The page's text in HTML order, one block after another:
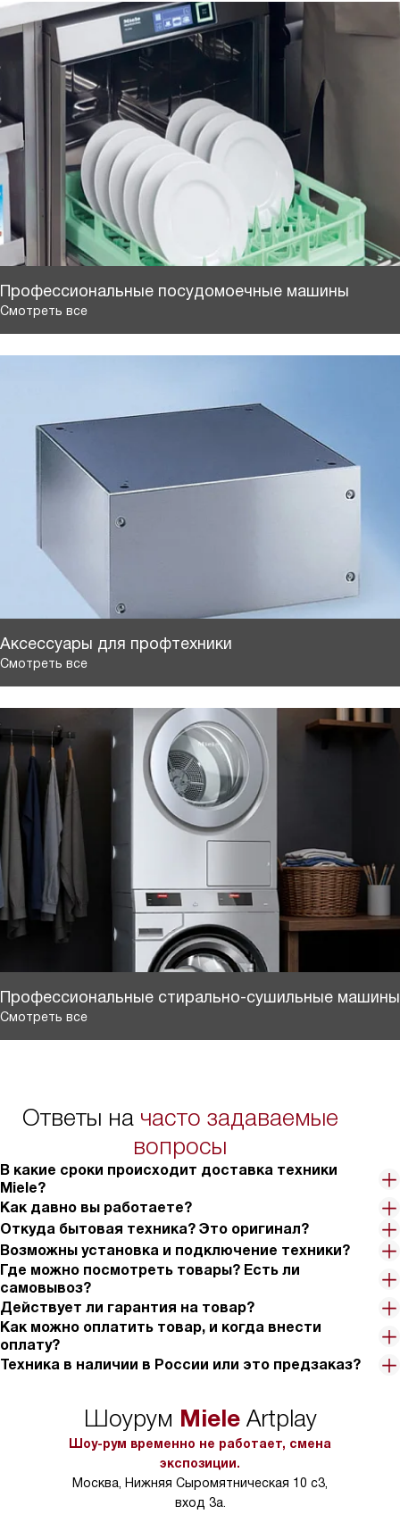
Профессиональные посудомоечные машины
Смотреть все
Аксессуары для профтехники
Смотреть все
Профессиональные стирально-сушильные машины
Смотреть все
Ответы на часто задаваемые
вопросы
В какие сроки происходит доставка техники
Miele?
Как давно вы работаете?
Откуда бытовая техника? Это оригинал?
Возможны установка и подключение техники?
Где можно посмотреть товары? Есть ли
самовывоз?
Действует ли гарантия на товар?
Как можно оплатить товар, и когда внести
оплату?
Техника в наличии в России или это предзаказ?
Шоурум MieleArtplay
Шоу-рум временно не работает, смена
экспозиции.
Москва, Нижняя Сыромятническая 10 с3,
вход 3а.